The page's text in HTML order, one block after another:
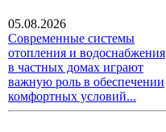
05.08.2026
Современные системы
отопления и водоснабжения
в частных домах играют
важную роль в обеспечении
комфортных условий...